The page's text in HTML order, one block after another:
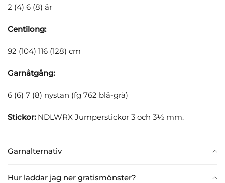
Garnalternativ
Hur laddar jag ner gratismönster?
2 (4) 6 (8) år
Centilong:
92 (104) 116 (128) cm
Garnåtgång:
6 (6) 7 (8) nystan (fg 762 blå-grå)
Stickor:NDLWRX Jumperstickor 3 och 3½ mm.